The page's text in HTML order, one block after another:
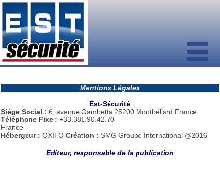
Mentions Légales
Est-Sécurité
Siège Social : 6, avenue Gambetta 25200 Montbéliard France
Téléphone Fixe :+33.381.90.42.70
France
Hébergeur : OXITOCréation : SMG Groupe International @2016
Editeur, responsable de la publication